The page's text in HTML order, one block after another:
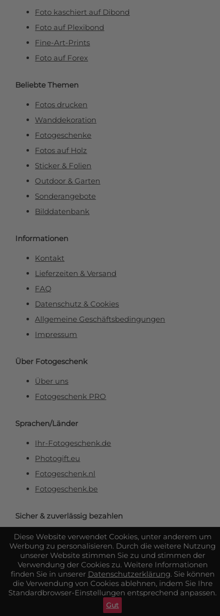
Diese Website verwendet Cookies, unter anderem um
Werbung zu personalisieren. Durch die weitere Nutzung
unserer Website stimmen Sie zu und stimmen der
Verwendung der Cookies zu. Weitere Informationen
finden Sie in unserer Datenschutzerklärung. Sie können
die Verwendung von Cookies ablehnen, indem Sie Ihre
Standardbrowser-Einstellungen entsprechend anpassen.
Gut
Foto kaschiert auf Dibond
Foto auf Plexibond
Fine-Art-Prints
Foto auf Forex
Beliebte Themen
Fotos drucken
Wanddekoration
Fotogeschenke
Fotos auf Holz
Sticker & Folien
Outdoor & Garten
Sonderangebote
Bilddatenbank
Informationen
Kontakt
Lieferzeiten & Versand
FAQ
Datenschutz & Cookies
Allgemeine Geschäftsbedingungen
Impressum
Über Fotogeschenk
Über uns
Fotogeschenk PRO
Sprachen/Länder
Ihr-Fotogeschenk.de
Photogift.eu
Fotogeschenk.nl
Fotogeschenk.be
Sicher & zuverlässig bezahlen